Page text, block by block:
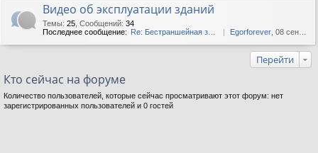
Видео об эксплуатации зданий
Темы: 25 Сообщений: 34
Последнее сообщение: Re: Бестраншейная замена во... Egorforever , 08 сен 2018, 18:06
Перейти
Кто сейчас на форуме
Количество пользователей, которые сейчас просматривают этот форум: нет
зарегистрированных пользователей и 0 гостей